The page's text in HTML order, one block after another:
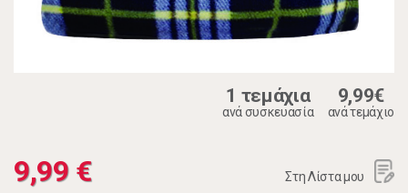
1 τεμάχια
ανά συσκευασία
9,99€
ανά τεμάχιο
9,99 € Στη Λίστα μου